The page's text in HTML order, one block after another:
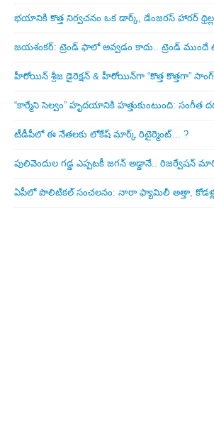
భయానికి కొత్త నిర్వచనం ఒక డార్క్, డేంజరస్ హారర్
జయశంకర్: ట్రెండ్‌ ఫాలో అవ్వడం కాదు.. ట్రెండ్‌ ముందే
హీరోయిన్ శ్రీజ డైరెక్ష‌న్ & హీరోయిన్‌గా “కొత్త కొత్తగా”
“కార్మేని సెల్వం” హృదయానికి హత్తుకుంటుంది: సంగీత
టీడీపీలో ఈ నేత‌ల‌కు లోకేష్ మార్క్ రిటైర్మెంట్‌… ?
పులివెందుల గ‌డ్డ ఎప్ప‌ట‌కీ జ‌గ‌న్ అడ్డానే.. రిజ‌ర్వేష‌న్
ఏపీలో పొలిటిక‌ల్ సంచ‌ల‌నం: నారా ఫ్యామిలీ అత్తా, కోడ‌ళ్ల